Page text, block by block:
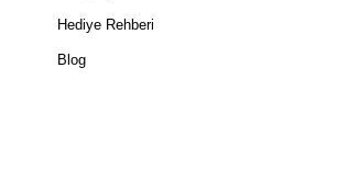
Hediye Rehberi
Blog